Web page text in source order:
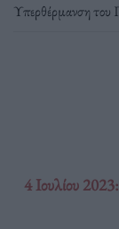
Υπερθέρμανση του
4 Ιουλίου